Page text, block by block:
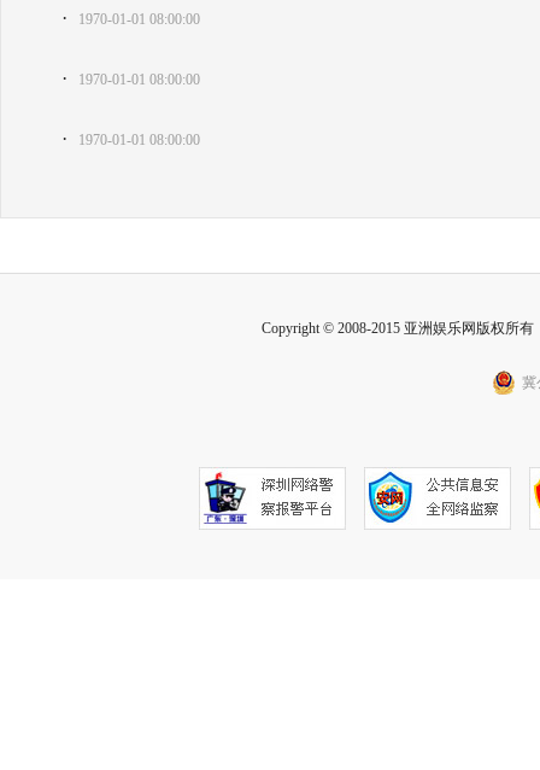
· 1970-01-01 08:00:00
· 1970-01-01 08:00:00
· 1970-01-01 08:00:00
Copyright © 2008-2015 亚洲娱乐网版权所
冀